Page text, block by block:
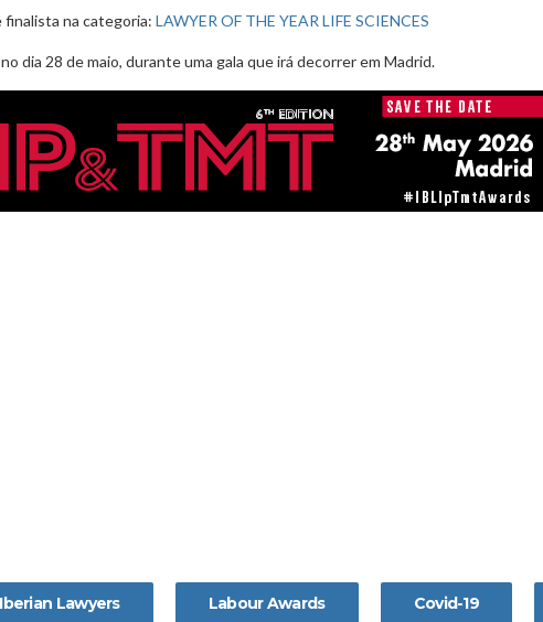
finalista na categoria: LAWYER OF THE YEAR LIFE SCIENCES
dia 28 de maio, durante uma gala que irá decorrer em Madrid.
Iberian Lawyers Labour Awards Covid-19